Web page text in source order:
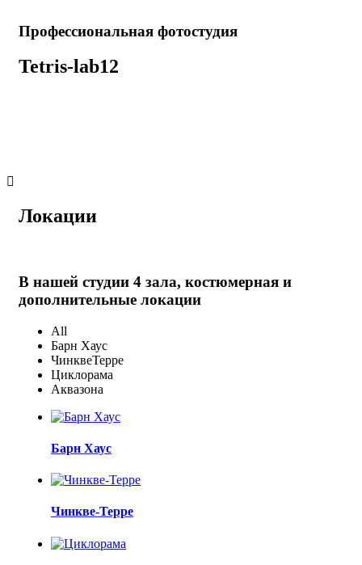
Профессиональная фотостудия
Tetris-lab12
Локации
В нашей студии 4 зала, костюмерная и
дополнительные локации
All
Барн Хаус
ЧинквеТерре
Циклорама
Аквазона
Барн Хаус
Чинкве-Терре